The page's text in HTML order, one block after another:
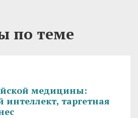
по теме
медицины:
интеллект, таргетная